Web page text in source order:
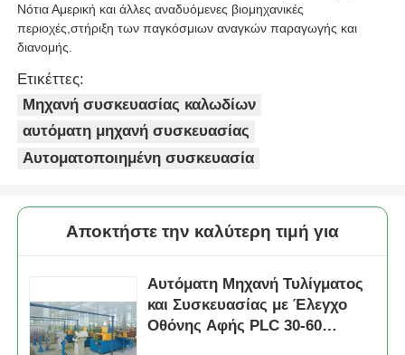
μηχανή εξώθησης απογύμνωσης
Νότια Αμερική και άλλες αναδυόμενες βιομηχανικές
περιοχές,στήριξη των παγκόσμιων αναγκών παραγωγής και
διανομής.
Ετικέττες:
Μηχανή συσκευασίας καλωδίων
αυτόματη μηχανή συσκευασίας
Αυτοματοποιημένη συσκευασία
Αποκτήστε την καλύτερη τιμή για
Αυτόματη Μηχανή Τυλίγματος
και Συσκευασίας με Έλεγχο
Οθόνης Αφής PLC 30-60